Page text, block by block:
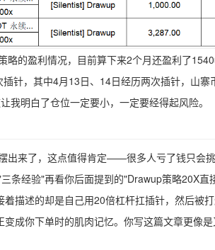
略的盈利情况，目前算下来2个月还盈利了
针，其中4月13日、14日经历两次插针，山
我明白了仓位一定要小，一定要经得起风险。
出来了，这点值得肯定——很多人亏了钱只会
条经验"再看你后面提到的"Drawup策略20X
描述的却是自己用20倍杠杆扛插针，然后被
成你下单时的肌肉记忆。你写这篇文章更像